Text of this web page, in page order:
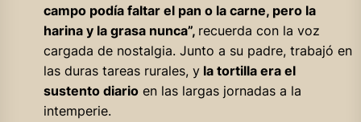
campo podía faltar el pan o la carne, pero la
harina y la grasa nunca”, recuerda con la voz
cargada de nostalgia. Junto a su padre, trabajó en
las duras tareas rurales, yla tortilla era el
sustento diarioen las largas jornadas a la
intemperie.